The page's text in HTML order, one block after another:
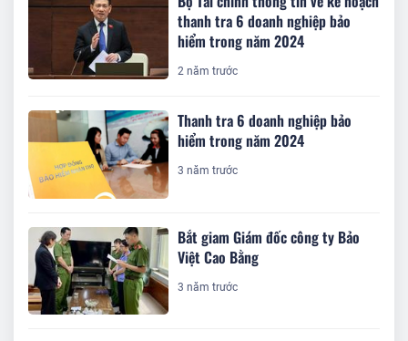
thanh tra 6 doanh nghiệp bảo
hiểm trong năm 2024
2 năm trước
Thanh tra 6 doanh nghiệp bảo
hiểm trong năm 2024
3 năm trước
Bắt giam Giám đốc công ty Bảo
Việt Cao Bằng
3 năm trước